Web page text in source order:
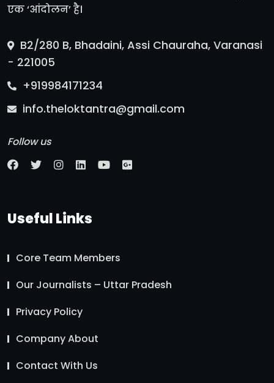
एक ‘आंदोलन’ है।
B2/280 B, Bhadaini, Assi Chauraha, Varanasi
- 221005
+919984171234
info.theloktantra@gmail.com
Follow us
Useful Links
Core Team Members
Our Journalists – Uttar Pradesh
Privacy Policy
Company About
Contact With Us